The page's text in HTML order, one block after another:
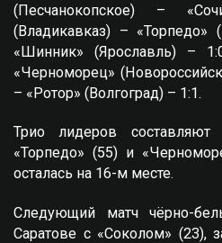
(Песчанокопское) –
(Владикавказ) –
«Шинник» (Ярославль) –
«Черноморец»
– «Ротор» (Волгоград) – 1:1.
Трио лидеров составляют
«Торпедо» (55) и
осталась на 16-м месте.
Следующий матч чёрно-
Саратове с «Соколом»